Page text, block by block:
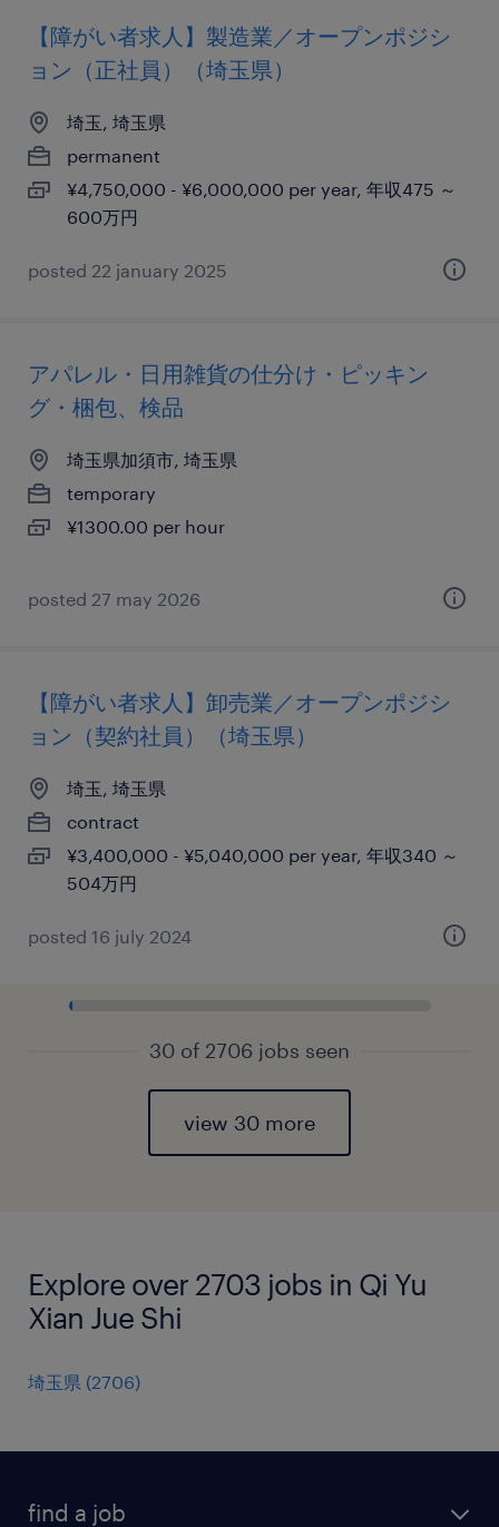
【障がい者求人】製造業／オープンポジシ
ョン（正社員）（埼玉県）
埼玉, 埼玉県
permanent
¥4,750,000 - ¥6,000,000 per year, 年収475 ～
600万円
posted 22 january 2025
アパレル・日用雑貨の仕分け・ピッキン
グ・梱包、検品
埼玉県加須市, 埼玉県
temporary
¥1300.00 per hour
posted 27 may 2026
【障がい者求人】卸売業／オープンポジシ
ョン（契約社員）（埼玉県）
埼玉, 埼玉県
contract
¥3,400,000 - ¥5,040,000 per year, 年収340 ～
504万円
posted 16 july 2024
30 of 2706 jobs seen
view 30 more
Explore over 2703 jobs in Qi Yu
Xian Jue Shi
埼玉県 (2706)
find a job